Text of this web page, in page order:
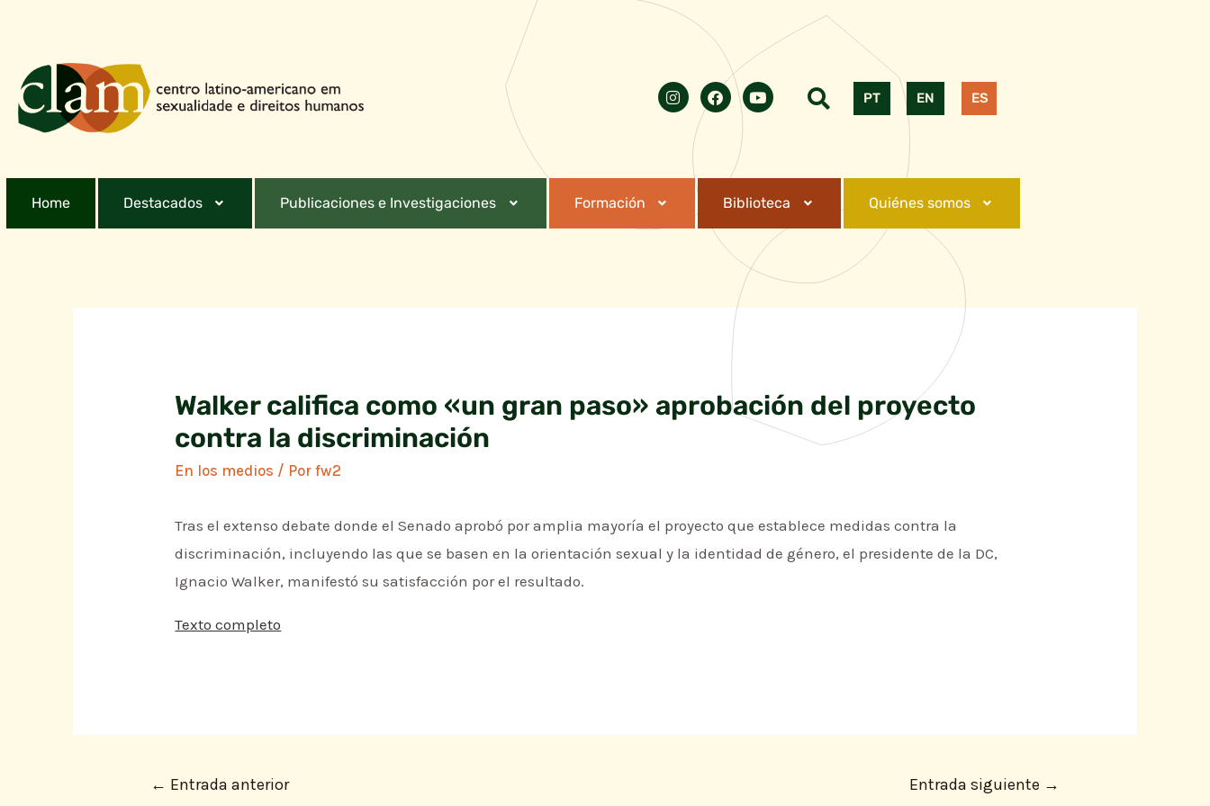
PT EN ES
Home Destacados Publicaciones e Investigaciones Formación Biblioteca Quiénes somos
Walker califica como «un gran paso» aprobación del proyecto
contra la discriminación
En los medios / Porfw2
Tras el extenso debate donde el Senado aprobó por amplia mayoría el proyecto que establece medidas contra la
discriminación, incluyendo las que se basen en la orientación sexual y la identidad de género, el presidente de la DC,
Ignacio Walker, manifestó su satisfacción por el resultado.
Texto completo
← Entrada anterior Entrada siguiente →